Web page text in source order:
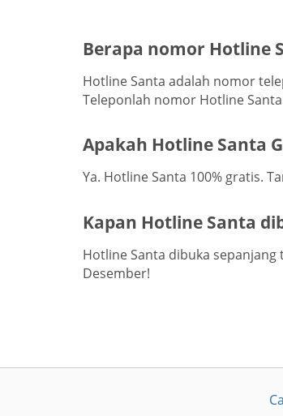
Berapa nomor Hotline
Hotline Santa adalah nomor
Teleponlah nomor Hotline
Apakah Hotline Santa
Ya. Hotline Santa 100% gratis.
Kapan Hotline Santa
Hotline Santa dibuka
Desember!